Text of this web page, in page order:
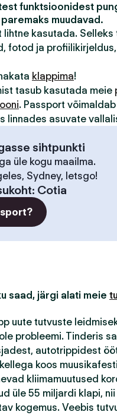
funktsioonidest
muudavad.
lihtne kasutada. Selleks
fotod ja
klappima!
tasub kasutada meie
. Passport
linnades asuvate
sihtpunkti
üle kogu maailma.
Sydney, letsgo!
: Cotia
saad, järgi alati meie
uute tutvuste
probleemi. Tinderis
autotrippidest
koos
kliimamuutused
üle 55 miljardi klapi,
kogemus. Veebis